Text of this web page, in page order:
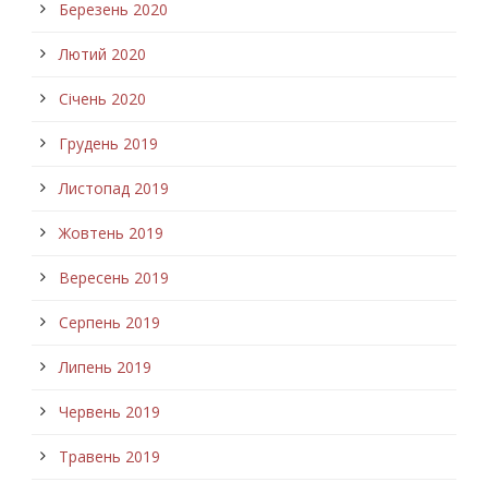
Березень 2020
Лютий 2020
Січень 2020
Грудень 2019
Листопад 2019
Жовтень 2019
Вересень 2019
Серпень 2019
Липень 2019
Червень 2019
Травень 2019